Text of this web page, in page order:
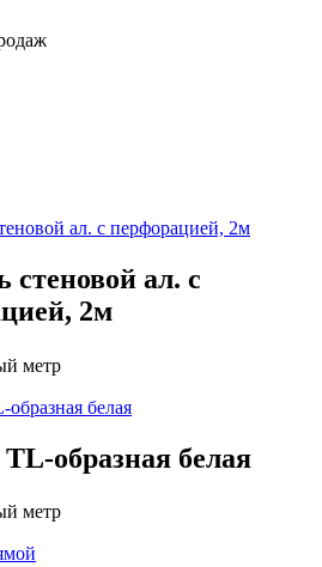
ал. с
2м
метр
образная белая
метр